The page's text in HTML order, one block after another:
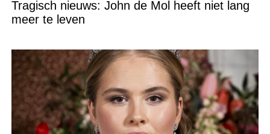
Tragisch nieuws: John de Mol heeft niet lang
meer te leven